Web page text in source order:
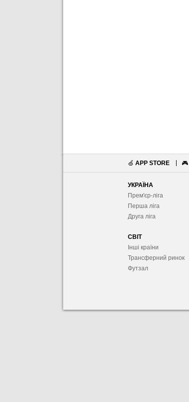
🍏 APP STORE 🎮
УКРАЇНА
Прем'єр-ліга
Перша ліга
Друга ліга
СВІТ
Інші країни
Трансферний ринок
Футзал